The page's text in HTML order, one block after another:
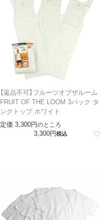
【返品不可】フルーツオブザルーム
FRUIT OF THE LOOM 3パック タ
ンクトップ ホワイト
定価 3,300 のところ
3,300 税込